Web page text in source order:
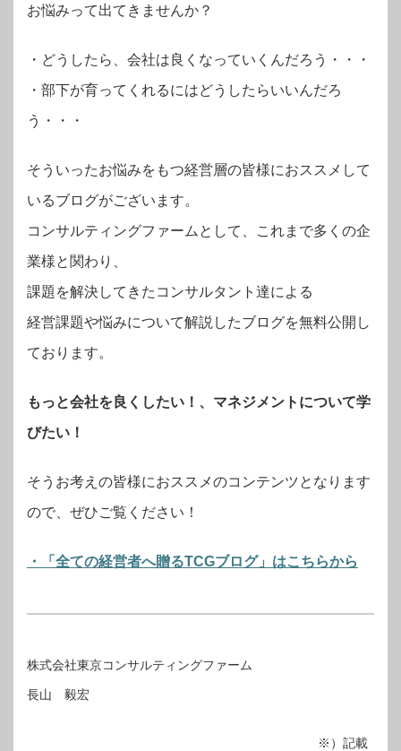
お悩みって出てきませんか？
・ どうしたら、会社は良くなっていくんだろう・・・
・部下が育ってくれるにはどうしたらいいんだろ
う・・・
そういったお悩みをもつ経営層の皆様におススメして
いるブログがございます。
コンサルティングファームとして、これまで多くの企
業様と関わり、
課題を解決してきたコンサルタント達による
経営課題や悩みについて解説したブログを無料公開し
ております。
もっと会社を良くしたい！、マネジメントについて学
びたい！
そうお考えの皆様におススメのコンテンツとなります
ので、ぜひご覧ください！
・「全ての経営者へ贈るTCGブログ」はこちらから
株式会社東京コンサルティングファーム
長山 毅宏
※）記載